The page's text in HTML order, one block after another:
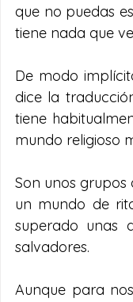
que no puedas
tiene nada que
De modo
dice la
tiene
mundo religioso
Son unos grupos
un mundo de
superado unas
salvadores.
Aunque para